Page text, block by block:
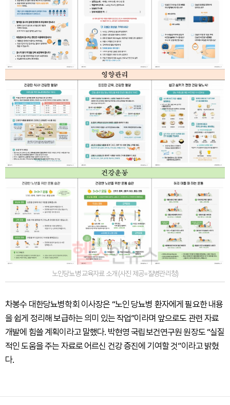
노인당뇨병 교육자료 소개 (사진 제공=질병관리청)
차봉수 대한당뇨병학회 이사장은 “노인 당뇨병 환자에게 필요한 내용
을 쉽게 정리해 보급하는 의미 있는 작업”이라며 앞으로도 관련 자료
개발에 힘쓸 계획이라고 말했다. 박현영 국립보건연구원 원장도 “실질
적인 도움을 주는 자료로 어르신 건강 증진에 기여할 것”이라고 밝혔
다.